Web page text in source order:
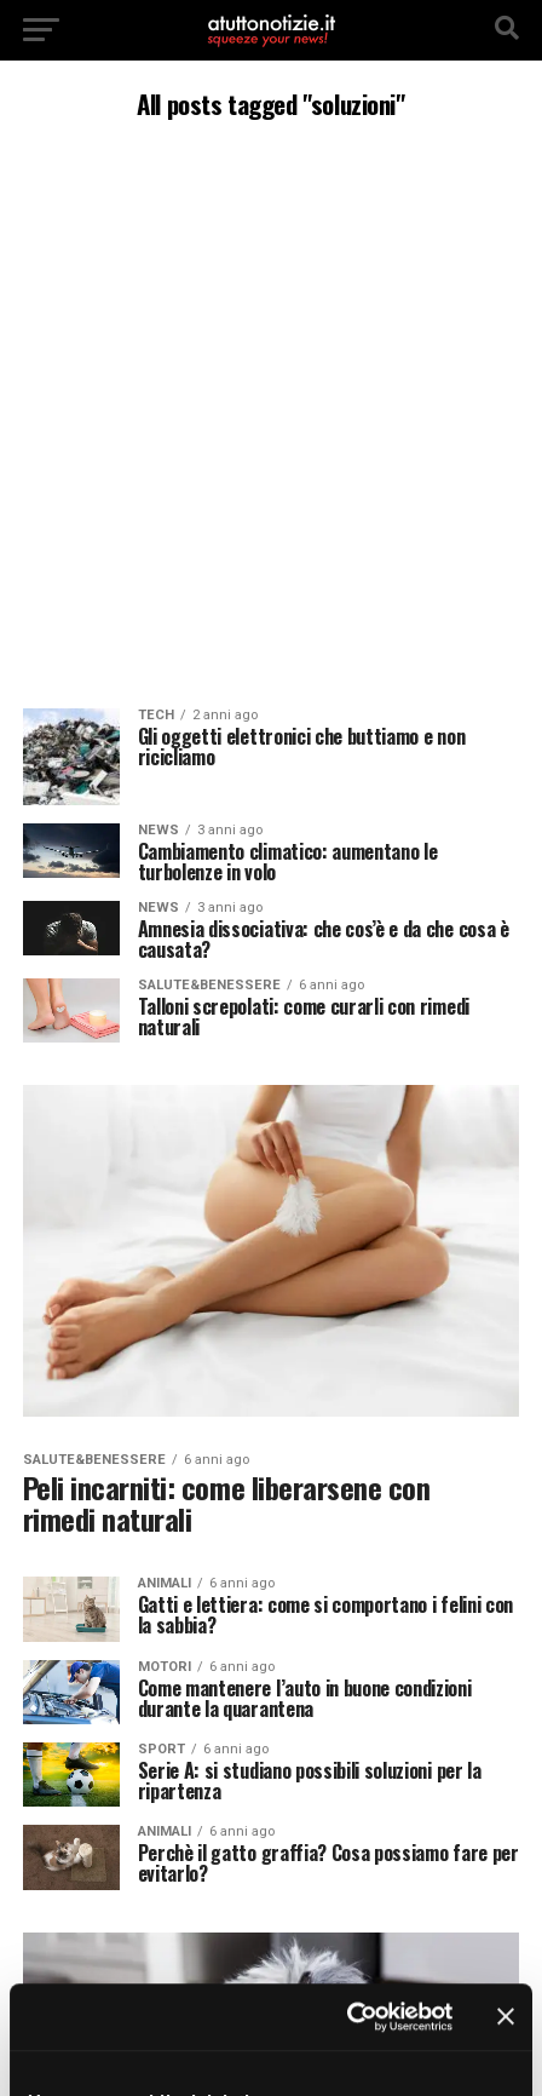
All posts tagged "soluzioni"
TECH 2 anni ago
Gli oggetti elettronici che buttiamo e non
ricicliamo
NEWS 3 anni ago
Cambiamento climatico: aumentano le
turbolenze in volo
NEWS 3 anni ago
Amnesia dissociativa: che cos’è e da che cosa è
causata?
SALUTE&BENESSERE 6 anni ago
Talloni screpolati: come curarli con rimedi
naturali
SALUTE&BENESSERE 6 anni ago
Peli incarniti: come liberarsene con
rimedi naturali
ANIMALI 6 anni ago
Gatti e lettiera: come si comportano i felini con
la sabbia?
MOTORI 6 anni ago
Come mantenere l’auto in buone condizioni
durante la quarantena
SPORT 6 anni ago
Serie A: si studiano possibili soluzioni per la
ripartenza
ANIMALI 6 anni ago
Perchè il gatto graffia? Cosa possiamo fare per
evitarlo?